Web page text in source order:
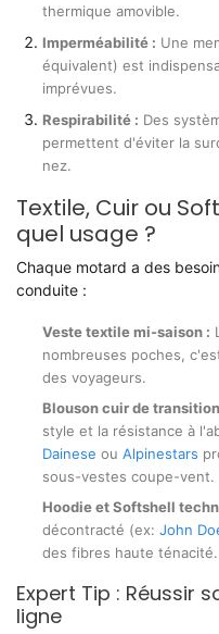
thermique amovible.
Imperméabilité : Une
équivalent) est
imprévues.
Respirabilité : Des
permettent d'éviter la
nez.
Textile, Cuir ou
quel usage ?
Chaque motard a des
conduite :
Veste textile mi-saison :
nombreuses poches,
des voyageurs.
Blouson cuir de
style et la résistance à
Dainese ou Alpinestars
sous-vestes coupe-vent.
Hoodie et Softshell
décontracté (ex: John
des fibres haute ténacité.
Expert Tip : Réussir
ligne